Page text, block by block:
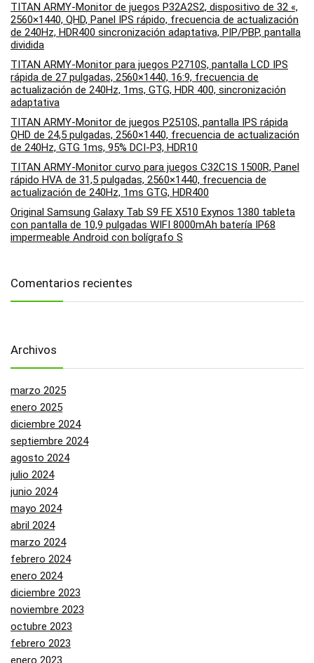
TITAN ARMY-Monitor de juegos P32A2S2, dispositivo de 32 «,
2560×1440, QHD, Panel IPS rápido, frecuencia de actualización
de 240Hz, HDR400 sincronización adaptativa, PIP/PBP, pantalla
dividida
TITAN ARMY-Monitor para juegos P2710S, pantalla LCD IPS
rápida de 27 pulgadas, 2560×1440, 16:9, frecuencia de
actualización de 240Hz, 1ms, GTG, HDR 400, sincronización
adaptativa
TITAN ARMY-Monitor de juegos P2510S, pantalla IPS rápida
QHD de 24,5 pulgadas, 2560×1440, frecuencia de actualización
de 240Hz, GTG 1ms, 95% DCI-P3, HDR10
TITAN ARMY-Monitor curvo para juegos C32C1S 1500R, Panel
rápido HVA de 31,5 pulgadas, 2560×1440, frecuencia de
actualización de 240Hz, 1ms GTG, HDR400
Original Samsung Galaxy Tab S9 FE X510 Exynos 1380 tableta
con pantalla de 10,9 pulgadas WIFI 8000mAh batería IP68
impermeable Android con bolígrafo S
Comentarios recientes
Archivos
marzo 2025
enero 2025
diciembre 2024
septiembre 2024
agosto 2024
julio 2024
junio 2024
mayo 2024
abril 2024
marzo 2024
febrero 2024
enero 2024
diciembre 2023
noviembre 2023
octubre 2023
febrero 2023
enero 2023